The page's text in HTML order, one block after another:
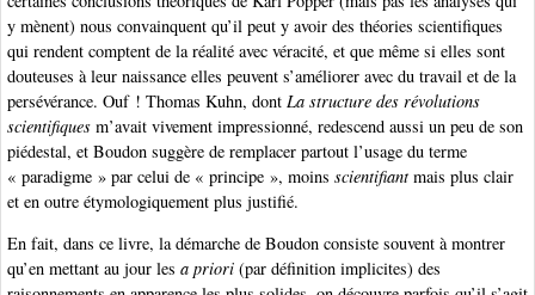
y mènent) nous convainquent qu’il peut y avoir des théories scientifiques
qui rendent comptent de la réalité avec véracité, et que même si elles sont
douteuses à leur naissance elles peuvent s’améliorer avec du travail et de la
persévérance. Ouf ! Thomas Kuhn, dont La structure des révolutions
scientifiques m’avait vivement impressionné, redescend aussi un peu de son
piédestal, et Boudon suggère de remplacer partout l’usage du terme
« paradigme » par celui de « principe », moins scientifiantmais plus clair
et en outre étymologiquement plus justifié.
En fait, dans ce livre, la démarche de Boudon consiste souvent à montrer
qu’en mettant au jour les a priori (par définition implicites) des